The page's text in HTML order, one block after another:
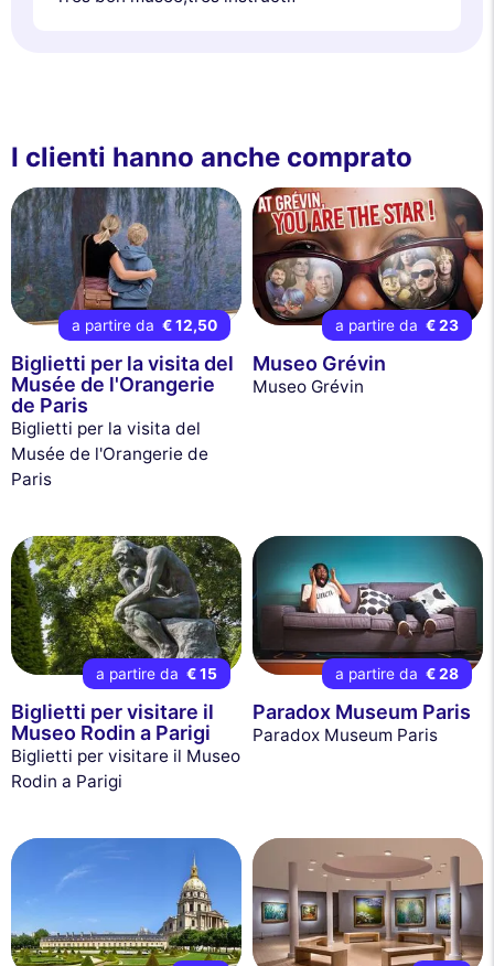
I clienti hanno anche comprato
a partire da € 12,50
Biglietti per la visita del
Musée de l'Orangerie
de Paris
Biglietti per la visita del
Musée de l'Orangerie de
Paris
a partire da € 23
Museo Grévin
Museo Grévin
a partire da € 15
Biglietti per visitare il
Museo Rodin a Parigi
Biglietti per visitare il Museo
Rodin a Parigi
a partire da € 28
Paradox Museum Paris
Paradox Museum Paris